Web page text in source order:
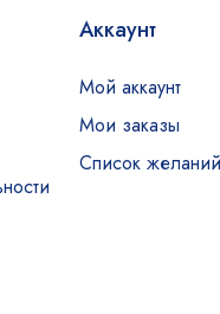
Аккаунт
Мой аккаунт
Мои заказы
Список желаний